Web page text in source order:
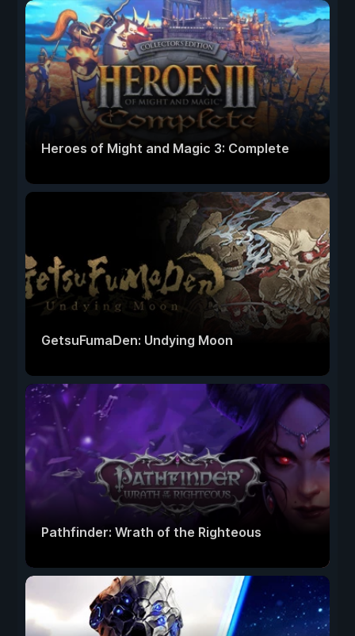
Heroes of Might and Magic 3: Complete
GetsuFumaDen: Undying Moon
Pathfinder: Wrath of the Righteous